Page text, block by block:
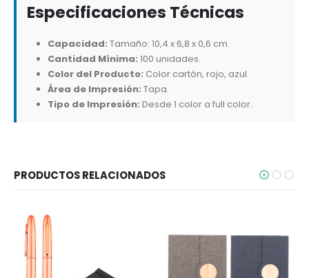
Especificaciones Técnicas
Capacidad: Tamaño: 10,4 x 6,8 x 0,6 cm
Cantidad Mínima: 100 unidades.
Color del Producto: Color cartón, rojo, azul.
Área de Impresión: Tapa.
Tipo de Impresión: Desde 1 color a full color.
PRODUCTOS RELACIONADOS